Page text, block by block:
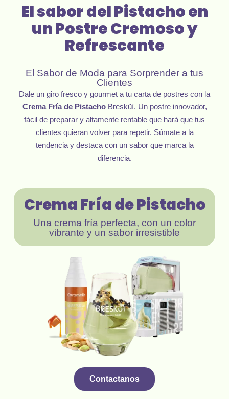
El sabor del Pistacho en
un Postre Cremoso y
Refrescante
El Sabor de Moda para Sorprender a tus
Clientes
Dale un giro fresco y gourmet a tu carta de postres con la
Crema Fría de PistachoBresküì. Un postre innovador,
fácil de preparar y altamente rentable que hará que tus
clientes quieran volver para repetir. Súmate a la
tendencia y destaca con un sabor que marca la
diferencia.
Crema Fría de Pistacho
Una crema fría perfecta, con un color
vibrante y un sabor irresistible
Contactanos